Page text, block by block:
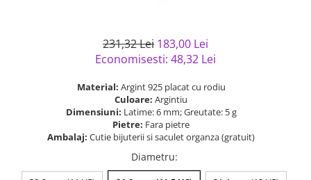
231,32 Lei 183,00 Lei
Economisesti: 48,32 Lei
Material: Argint 925 placat cu rodiu
Culoare: Argintiu
Dimensiuni: Latime: 6 mm; Greutate: 5 g
Pietre: Fara pietre
Ambalaj: Cutie bijuterii si saculet organza (gratuit)
Diametru: